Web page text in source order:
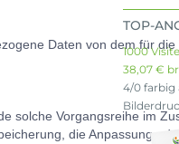
Daten von dem für die
solche Vorgangsreihe im
die Anpassung
TOP-
1000
38,07 €
4/0 farbig